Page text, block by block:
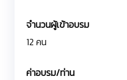
จำนวนผู้เข้าอบรม
12 คน
ค่าอบรม/ท่าน